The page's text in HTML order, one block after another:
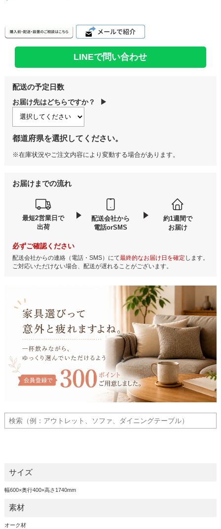
LINEで問い合わせ
配送の予定日数
お届け先はどちらですか？ ▶
都道府県を選択してください。
※在庫状況やご注文内容により変動する場合があります。
お届けまでの流れ
最短2営業日で
出荷
配送会社から
電話orSMS
約1週間で
お届け
必ずご確認ください
配送会社からの連絡（電話・SMS）にて最終的なお届け日を確定 します。
ご対応いただけない場合、配送が遅れることがございます。
サイズ
幅600×奥行400×高さ1740mm
素材
オーク材